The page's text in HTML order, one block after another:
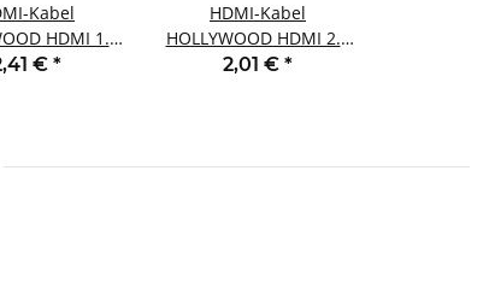
Kabel
HDMI 1.4
Kontakte
€ *
HDMI-Kabel
HOLLYWOOD HDMI 2.0
vergoldete Kontakte
2,01 € *